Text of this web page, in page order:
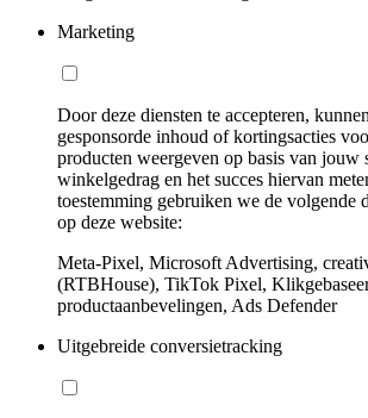
Marketing
Door deze diensten te accepteren,
gesponsorde inhoud of kortingsacties
producten weergeven op basis van jouw
winkelgedrag en het succes hiervan
toestemming gebruiken we de volgende
op deze website:
Meta-Pixel, Microsoft Advertising,
(RTBHouse), TikTok Pixel,
productaanbevelingen, Ads Defender
Uitgebreide conversietracking